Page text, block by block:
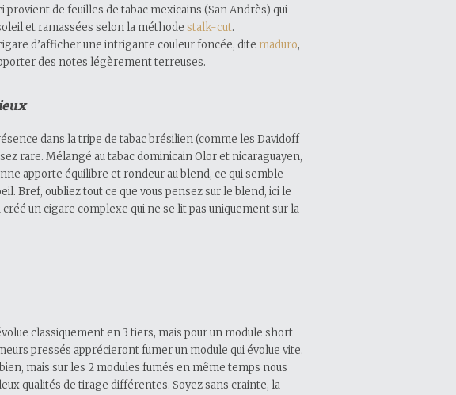
de feuilles de tabac mexicains (San Andrès) qui
et ramassées selon la méthode stalk-cut.
d’afficher une intrigante couleur foncée, dite maduro,
des notes légèrement terreuses.
dans la tripe de tabac brésilien (comme les Davidoff
rare. Mélangé au tabac dominicain Olor et nicaraguayen,
apporte équilibre et rondeur au blend, ce qui semble
Bref, oubliez tout ce que vous pensez sur le blend, ici le
un cigare complexe qui ne se lit pas uniquement sur la
classiquement en 3 tiers, mais pour un module short
pressés apprécieront fumer un module qui évolue vite.
mais sur les 2 modules fumés en même temps nous
qualités de tirage différentes. Soyez sans crainte, la